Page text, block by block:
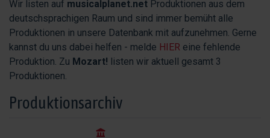
Wir listen auf musicalplanet.net Produktionen aus dem
deutschsprachigen Raum und sind immer bemüht alle
Produktionen in unsere Datenbank mit aufzunehmen. Gerne
kannst du uns dabei helfen - melde HIER eine fehlende
Produktion. Zu Mozart! listen wir aktuell gesamt 3
Produktionen.
Produktionsarchiv